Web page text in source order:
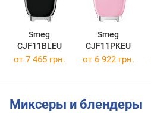
Smeg
CJF11BLEU
Smeg
CJF11PKEU
от 7 465 грн. от 6 922 грн.
Миксеры и блендеры